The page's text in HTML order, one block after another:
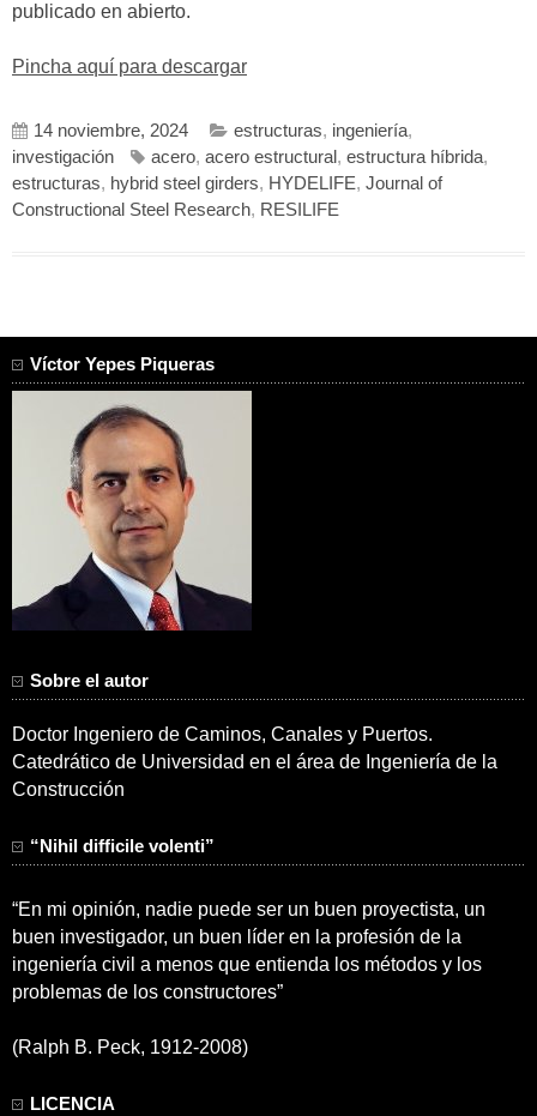
publicado en abierto.
Pincha aquí para descargar
14 noviembre, 2024 estructuras, ingeniería,
investigación
acero, acero estructural , estructura híbrida,
estructuras, hybrid steel girders, HYDELIFE, Journal of
Constructional Steel Research, RESILIFE
Víctor Yepes Piqueras
Sobre el autor
Doctor Ingeniero de Caminos, Canales y Puertos.
Catedrático de Universidad en el área de Ingeniería de la
Construcción
“Nihil difficile volenti”
“En mi opinión, nadie puede ser un buen proyectista, un
buen investigador, un buen líder en la profesión de la
ingeniería civil a menos que entienda los métodos y los
problemas de los constructores”
(Ralph B. Peck, 1912-2008)
LICENCIA